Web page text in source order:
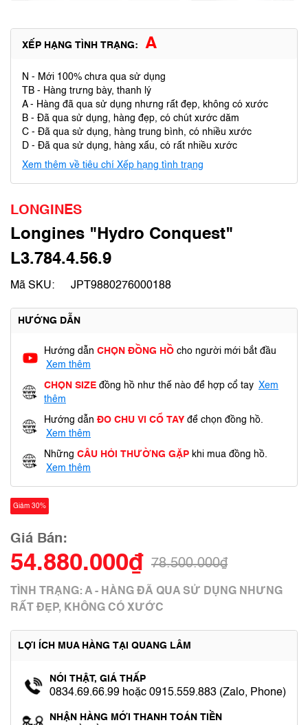
XẾP HẠNG TÌNH TRẠNG: A
N - Mới 100% chưa qua sử dụng
TB - Hàng trưng bày, thanh lý
A - Hàng đã qua sử dụng nhưng rất đẹp, không có xước
B - Đã qua sử dụng, hàng đẹp, có chút xước dăm
C - Đã qua sử dụng, hàng trung bình, có nhiều xước
D - Đã qua sử dụng, hàng xấu, có rất nhiều xước
Xem thêm về tiêu chí Xếp hạng tình trạng
LONGINES
Longines "Hydro Conquest"
L3.784.4.56.9
Mã SKU: JPT9880276000188
HƯỚNG DẪN
Hướng dẫn CHỌN ĐỒNG HỒ cho người mới bắt đầu
Xem thêm
CHỌN SIZE đồng hồ như thế nào để hợp cổ tay Xem
thêm
Hướng dẫn ĐO CHU VI CỔ TAY để chọn đồng hồ.
Xem thêm
Những CÂU HỎI THƯỜNG GẶP khi mua đồng hồ.
Xem thêm
Giảm 30%
Giá Bán:
54.880.000₫ 78.500.000₫
TÌNH TRẠNG: A - HÀNG ĐÃ QUA SỬ DỤNG NHƯNG
RẤT ĐẸP, KHÔNG CÓ XƯỚC
LỢI ÍCH MUA HÀNG TẠI QUANG LÂM
NÓI THẬT, GIÁ THẤP
0834.69.66.99 hoặc 0915.559.883 (Zalo, Phone)
NHẬN HÀNG MỚI THANH TOÁN TIỀN